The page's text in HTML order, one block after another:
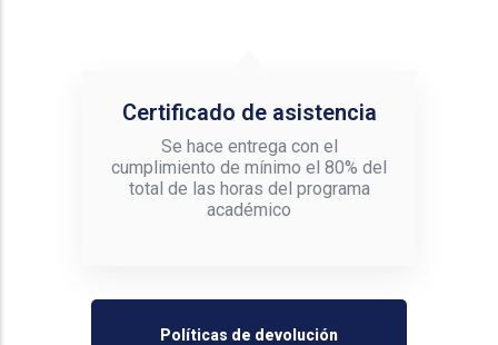
Certificado de asistencia
Se hace entrega con el
cumplimiento de mínimo el 80% del
total de las horas del programa
académico
Políticas de devolución